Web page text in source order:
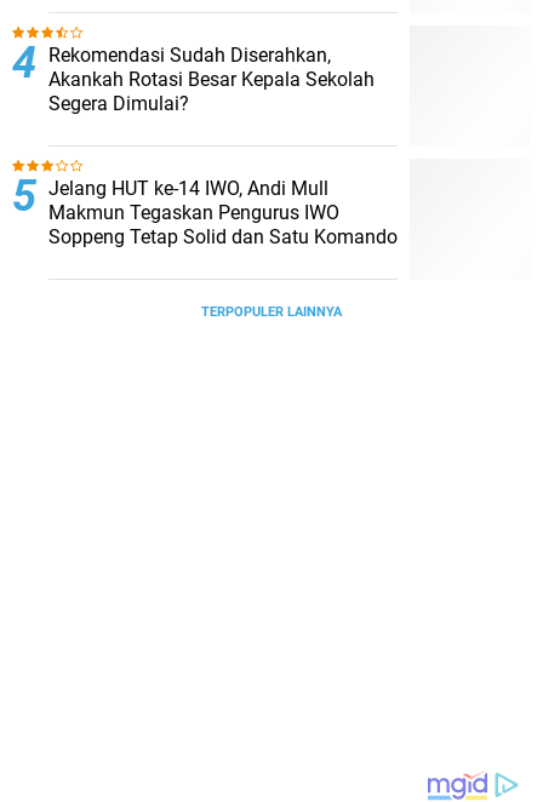
Rekomendasi Sudah Diserahkan,
Akankah Rotasi Besar Kepala Sekolah
Segera Dimulai?
Jelang HUT ke-14 IWO, Andi Mull
Makmun Tegaskan Pengurus IWO
Soppeng Tetap Solid dan Satu Komando
TERPOPULER LAINNYA